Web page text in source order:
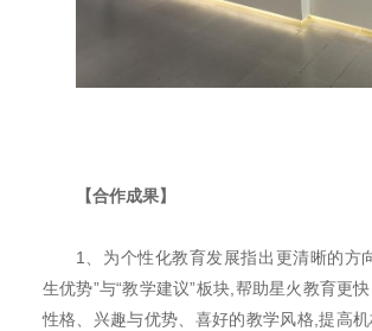
【合作成果】
1、 为个性化教育发展指出更清晰的方
生优势”与“教学建议”板块,帮助星火教育更
性格、兴趣与优势、喜好的教学风格,提高